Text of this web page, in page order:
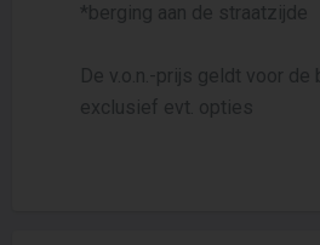
*berging aan de straatzijde
De v.o.n.-prijs geldt voor de
exclusief evt. opties